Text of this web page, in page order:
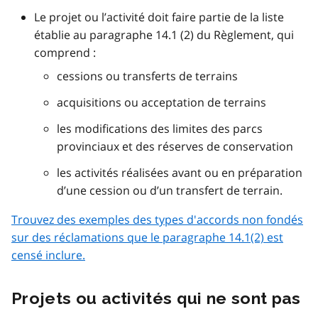
Le projet ou l’activité doit faire partie de la liste
établie au paragraphe 14.1 (2) du Règlement, qui
comprend :
cessions ou transferts de terrains
acquisitions ou acceptation de terrains
les modifications des limites des parcs
provinciaux et des réserves de conservation
les activités réalisées avant ou en préparation
d’une cession ou d’un transfert de terrain.
Trouvez des exemples des types d'accords non fondés
sur des réclamations que le paragraphe 14.1(2) est
censé inclure.
Projets ou activités qui ne sont pas